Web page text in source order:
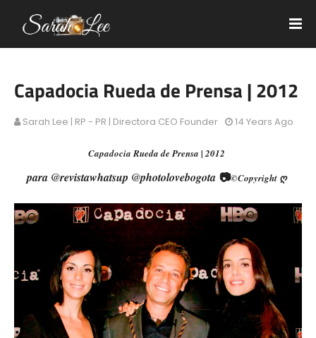
Capadocia Rueda de Prensa | 2012
Sarah Lee | RP - PR | Directora CEO Founder 14 Years Ago
Capadocia Rueda de Prensa | 2012
para @revistawhatsup @photolovebogota 📷©Copyright ღ